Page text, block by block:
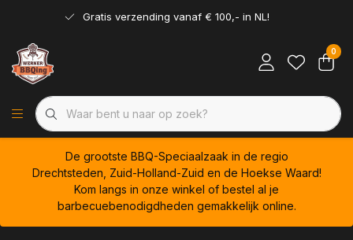
Gratis verzending vanaf € 100,- in NL!
0
De grootste BBQ-Speciaalzaak in de regio
Drechtsteden, Zuid-Holland-Zuid en de Hoekse Waard!
Kom langs in onze winkel of bestel al je
barbecuebenodigdheden gemakkelijk online.